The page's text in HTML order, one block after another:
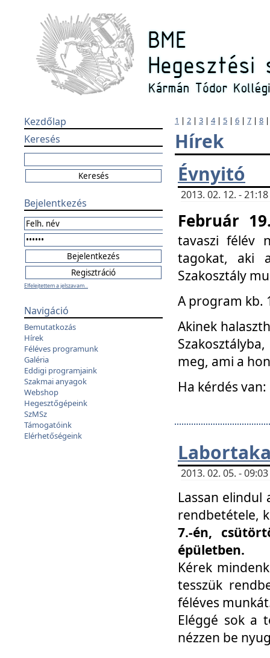
Kezdőlap
Keresés
Bejelentkezés
Elfelejtettem a jelszavam...
Navigáció
Bemutatkozás
Hírek
Féléves programunk
Galéria
Eddigi programjaink
Szakmai anyagok
Webshop
Hegesztőgépeink
SzMSz
Támogatóink
Elérhetőségeink
1 | 2 | 3 | 4| 5 | 6 | 7 | 8
Hírek
Évnyitó
2013. 02. 12. -
Február
tavaszi félév
tagokat, aki
Szakosztály
A program kb.
Akinek
meg, ami a
Ha kérdés
2013. 02. 05. -
Lassan elindul
rendbetétele,
7.-én,
épületben.
Kérek
tesszük
féléves
Eléggé sok a
nézzen be